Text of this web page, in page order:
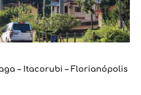
– Itacorubi – Florianópolis